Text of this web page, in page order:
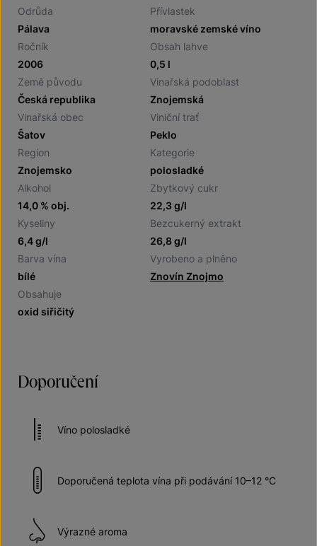
Odrůda
Pálava
Přívlastek
moravské zemské víno
Ročník
2006
Obsah lahve
0,5 l
Země původu
Česká republika
Vinařská podoblast
Znojemská
Vinařská obec
Šatov
Viniční trať
Peklo
Region
Znojemsko
Kategorie
polosladké
Alkohol
14,0 % obj.
Zbytkový cukr
22,3 g/l
Kyseliny
6,4 g/l
Bezcukerný extrakt
26,8 g/l
Barva vína
bílé
Vyrobeno a plněno
Znovín Znojmo
Obsahuje
oxid siřičitý
Doporučení
Víno polosladké
Doporučená teplota vína při podávání 10–12 °C
Výrazné aroma